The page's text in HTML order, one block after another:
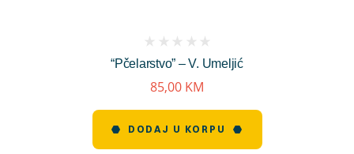
“Pčelarstvo” – V. Umeljić
reviews)
85,00 KM
DODAJ U KORPU